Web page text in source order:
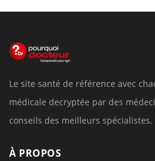
Le site santé de référence avec
médicale decryptée par des
conseils des meilleurs spécialistes.
À PROPOS